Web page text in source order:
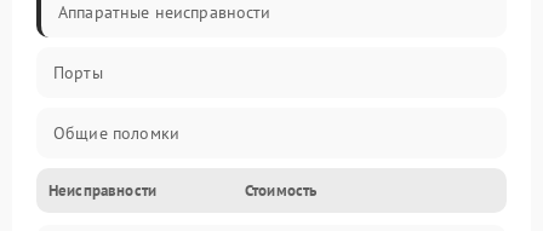
Аппаратные неисправности
Порты
Общие поломки
Устройства
Неисправности Стоимость